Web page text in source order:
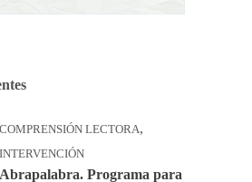
COMPRENSIÓN LECTORA,
INTERVENCIÓN
Abrapalabra. Programa para